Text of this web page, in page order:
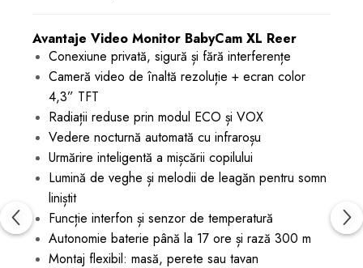
Avantaje Video Monitor BabyCam XL Reer
Conexiune privată, sigură și fără interferențe
Cameră video de înaltă rezoluție + ecran color
4,3” TFT
Radiații reduse prin modul ECO și VOX
Vedere nocturnă automată cu infraroșu
Urmărire inteligentă a mișcării copilului
Lumină de veghe și melodii de leagăn pentru somn
liniștit
Funcție interfon și senzor de temperatură
Autonomie baterie până la 17 ore și rază 300 m
Montaj flexibil: masă, perete sau tavan